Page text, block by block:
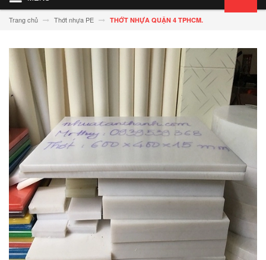
Trang chủ Thớt nhựa PE THỚT NHỰA QUẬN 4 TPHCM.